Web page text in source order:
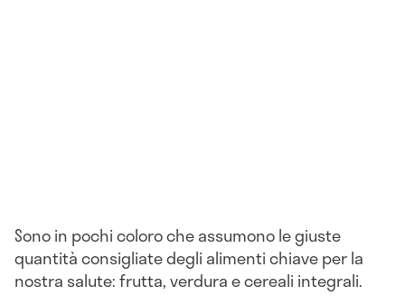
Sono in pochi coloro che assumono le giuste
quantità consigliate degli alimenti chiave per la
nostra salute: frutta, verdura e cereali integrali.